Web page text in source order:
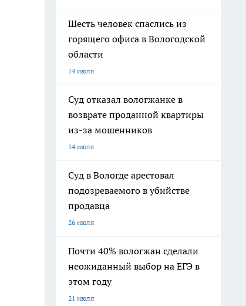
Шесть человек спаслись из
горящего офиса в Вологодской
области
14 июля
Суд отказал вологжанке в
возврате проданной квартиры
из-за мошенников
14 июля
Суд в Вологде арестовал
подозреваемого в убийстве
продавца
26 июля
Почти 40% вологжан сделали
неожиданный выбор на ЕГЭ в
этом году
21 июля